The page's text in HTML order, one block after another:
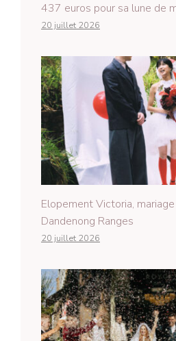
437 euros pour sa lune de
20 juillet 2026
Elopement Victoria,
Dandenong Ranges
20 juillet 2026